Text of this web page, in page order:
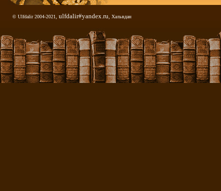
© Ulfdalir 2004-2021, ulfdalir#yandex.ru , Хальвдан